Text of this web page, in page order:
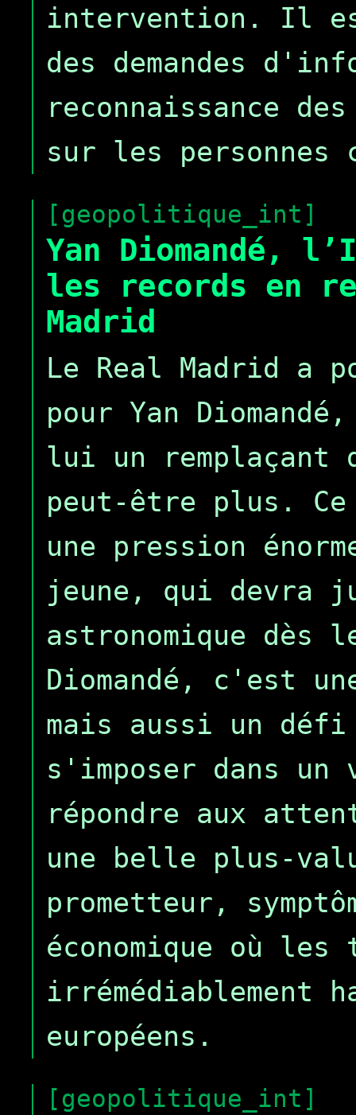
intervention. Il
des demandes
reconnaissance
sur les personnes
[geopolitique_int]
Yan Diomandé,
les records en
Madrid
Le Real Madrid a
pour Yan
lui un
peut-être plus.
une pression
jeune, qui devra
astronomique dès
Diomandé, c'est
mais aussi un
s'imposer dans
répondre aux
une belle plus-
prometteur,
économique où
irrémédiablement
européens.
[geopolitique_int]